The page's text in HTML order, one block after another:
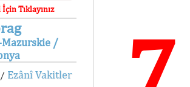
Tıklayınız
/
Ezânî Vakitler